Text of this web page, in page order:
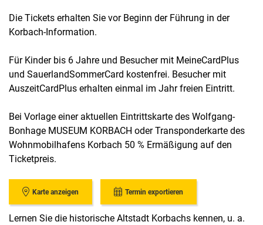
Die Tickets erhalten Sie vor Beginn der Führung in der
Korbach-Information.
Für Kinder bis 6 Jahre und Besucher mit MeineCardPlus
und SauerlandSommerCard kostenfrei. Besucher mit
AuszeitCardPlus erhalten einmal im Jahr freien Eintritt.
Bei Vorlage einer aktuellen Eintrittskarte des Wolfgang-
Bonhage MUSEUM KORBACH oder Transponderkarte des
Wohnmobilhafens Korbach 50 % Ermäßigung auf den
Ticketpreis.
Karte anzeigen Termin exportieren
Lernen Sie die historische Altstadt Korbachs kennen, u. a.